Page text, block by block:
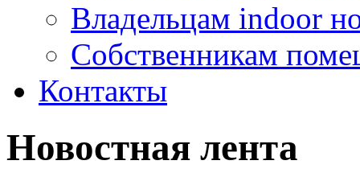
Владельцам indoor
Собственникам
Контакты
Новостная лента